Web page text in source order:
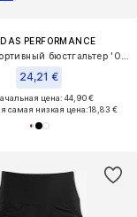
PERFORMANCE
24,21 €
цена: 44,90 €
самая низкая цена:18,83 €